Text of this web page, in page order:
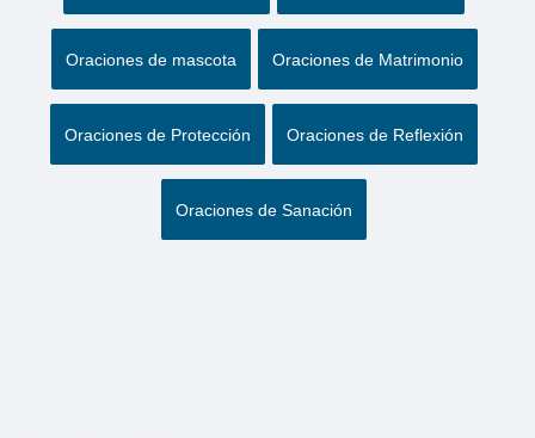
Oraciones de mascota Oraciones de Matrimonio
Oraciones de Protección Oraciones de Reflexión
Oraciones de Sanación